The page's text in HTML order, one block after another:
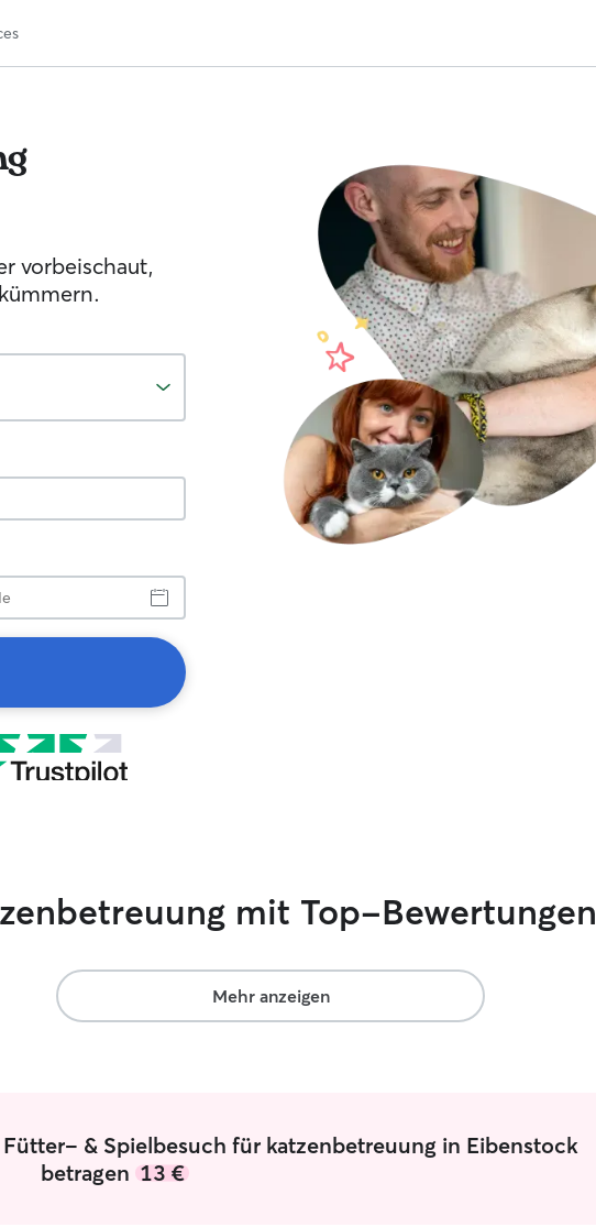
vorbeischaut,
mit Top-Bewertungen
Mehr anzeigen
& Spielbesuch für katzenbetreuung in Eibenstock
betragen13 €